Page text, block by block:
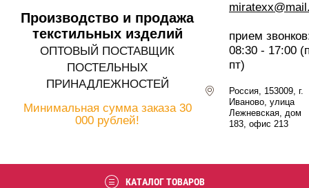
конфиденциальности
Регистрация
Производство и продажа
текстильных изделий
ОПТОВЫЙ ПОСТАВЩИК
ПОСТЕЛЬНЫХ
ПРИНАДЛЕЖНОСТЕЙ
Минимальная сумма заказа30
000 рублей!
прием
08:30 - 17:00
пт)
Россия, 153009, г.
Иваново, улица
Лежневская, дом
183, офис 213
КАТАЛОГ ТОВАРОВ